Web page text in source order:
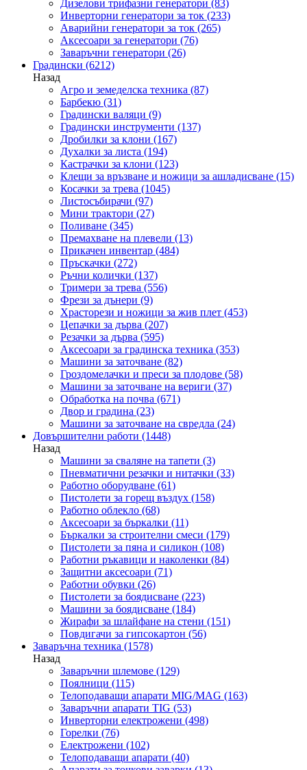
Дизелови трифазни генератори (83)
Инверторни генератори за ток (233)
Аварийни генератори за ток (265)
Аксесоари за генератори (76)
Заваръчни генератори (26)
Градински (6212)
Назад
Агро и земеделска техника (87)
Барбекю (31)
Градински валяци (9)
Градински инструменти (137)
Дробилки за клони (167)
Духалки за листа (194)
Кастрачки за клони (123)
Клещи за връзване и ножици за ашладисване (15)
Косачки за трева (1045)
Листосъбирачи (97)
Мини трактори (27)
Поливане (345)
Премахване на плевели (13)
Прикачен инвентар (484)
Пръскачки (272)
Ръчни колички (137)
Тримери за трева (556)
Фрези за дънери (9)
Храсторези и ножици за жив плет (453)
Цепачки за дърва (207)
Резачки за дърва (595)
Аксесоари за градинска техника (353)
Машини за заточване (82)
Гроздомелачки и преси за плодове (58)
Машини за заточване на вериги (37)
Обработка на почва (671)
Двор и градина (23)
Машини за заточване на свредла (24)
Довършителни работи (1448)
Назад
Машини за сваляне на тапети (3)
Пневматични резачки и нитачки (33)
Работно оборудване (61)
Пистолети за горещ въздух (158)
Работно облекло (68)
Аксесоари за бъркалки (11)
Бъркалки за строителни смеси (179)
Пистолети за пяна и силикон (108)
Работни ръкавици и наколенки (84)
Защитни аксесоари (71)
Работни обувки (26)
Пистолети за боядисване (223)
Машини за боядисване (184)
Жирафи за шлайфане на стени (151)
Повдигачи за гипсокартон (56)
Заваръчна техника (1578)
Назад
Заваръчни шлемове (129)
Поялници (115)
Телоподаващи апарати MIG/MAG (163)
Заваръчни апарати TIG (53)
Инверторни електрожени (498)
Горелки (76)
Електрожени (102)
Телоподаващи апарати (40)